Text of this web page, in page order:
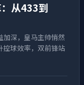
从433到
加深，皇马主帅悄然
控球效率，双前锋站